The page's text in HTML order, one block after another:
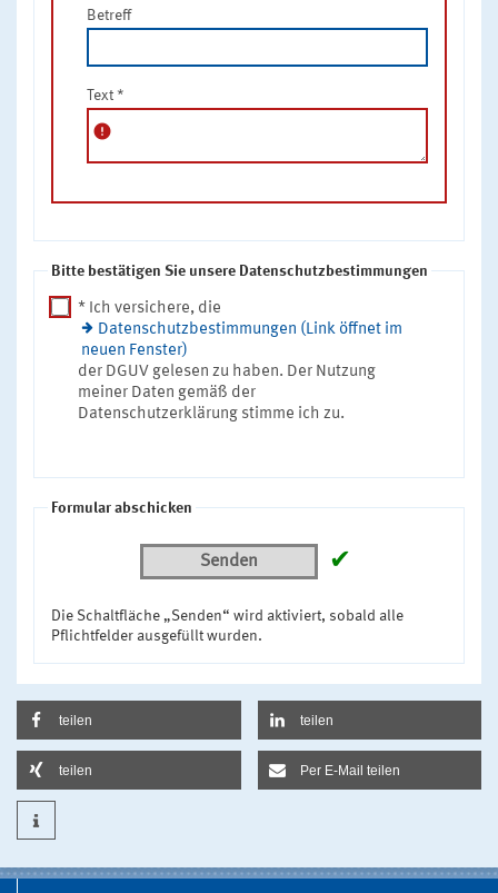
Betreff
Text *
error
Bitte bestätigen Sie unsere Datenschutzbestimmungen
* Ich versichere, die
Datenschutzbestimmungen (Link öffnet im
neuen Fenster)
der DGUV gelesen zu haben. Der Nutzung
meiner Daten gemäß der
Datenschutzerklärung stimme ich zu.
Formular abschicken
Senden ✔
Die Schaltfläche „Senden“ wird aktiviert, sobald alle
Pflichtfelder ausgefüllt wurden.
teilen teilen
teilen Per E-Mail teilen